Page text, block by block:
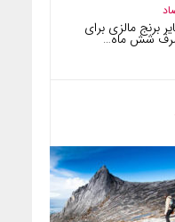
برنج مالزی برای
شش ماه…